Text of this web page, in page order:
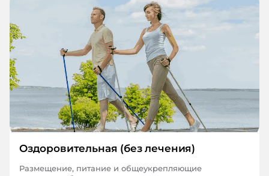
Оздоровительная (без лечения)
Размещение, питание и общеукрепляющие